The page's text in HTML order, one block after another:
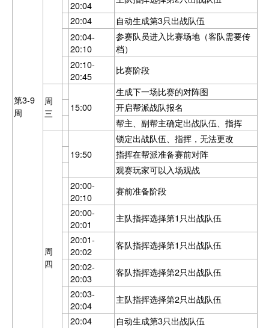
第3-9
周
20:04
20:04
自动生成第3只出战队伍
20:04-
20:10
参赛队员进入比赛场地（客队需要传
档）
20:10-
20:45
比赛阶段
周
三
15:00
生成下一场比赛的对阵图
开启帮派战队报名
帮主、副帮主确定出战队伍、指挥
周
四
19:50
锁定出战队伍、指挥，无法更改
指挥在帮派准备赛前对阵
观赛玩家可以入场观战
20:00-
20:10
赛前准备阶段
20:00-
20:01
主队指挥选择第1只出战队伍
20:01-
20:02
客队指挥选择第1只出战队伍
20:02-
20:03
客队指挥选择第2只出战队伍
20:03-
20:04
主队指挥选择第2只出战队伍
20:04
自动生成第3只出战队伍